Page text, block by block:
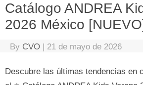
Catálogo ANDREA
2026 México
By CVO | 21 de mayo de 2026
Descubre las últimas tendencias en